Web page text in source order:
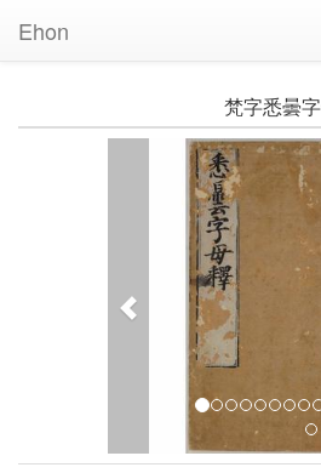
Ehon
梵字悉曇
Previous